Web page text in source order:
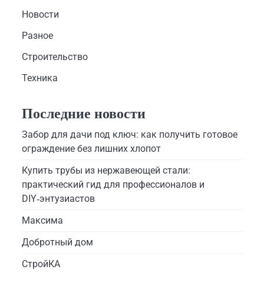
Новости
Разное
Строительство
Техника
Последние новости
Забор для дачи под ключ: как получить готовое
ограждение без лишних хлопот
Купить трубы из нержавеющей стали:
практический гид для профессионалов и
DIY‑энтузиастов
Максима
Добротный дом
СтройКА